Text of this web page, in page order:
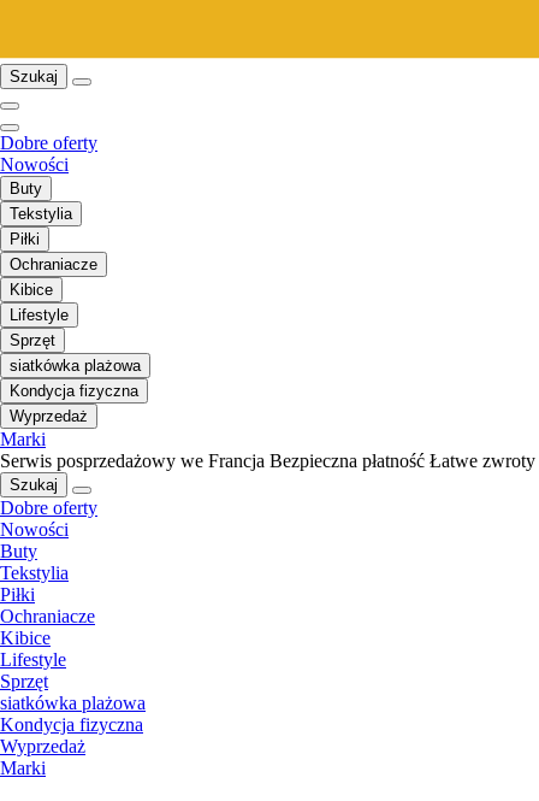
Szukaj
Dobre oferty
Nowości
Buty
Tekstylia
Piłki
Ochraniacze
Kibice
Lifestyle
Sprzęt
siatkówka plażowa
Kondycja fizyczna
Wyprzedaż
Marki
Serwis posprzedażowy we Francja Bezpieczna płatność Łatwe zwroty
Szukaj
Dobre oferty
Nowości
Buty
Tekstylia
Piłki
Ochraniacze
Kibice
Lifestyle
Sprzęt
siatkówka plażowa
Kondycja fizyczna
Wyprzedaż
Marki